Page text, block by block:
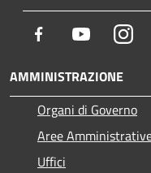
Facebook Youtube
AMMINISTRAZIONE
Organi di Governo
Aree
Uffici